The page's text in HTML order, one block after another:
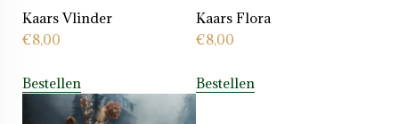
Kaars Vlinder
€8,00
Bestellen
Kaars Flora
€8,00
Bestellen